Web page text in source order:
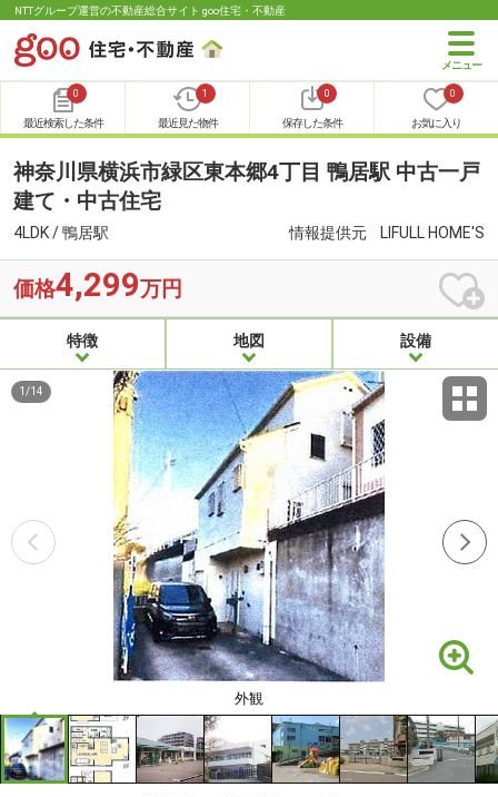
NTTグループ運営の不動産総合サイト goo住宅・不動産
0
最近検索した条件
1
最近見た物件
0
保存した条件
0
お気に入り
神奈川県横浜市緑区東本郷4丁目 鴨居駅 中古一戸
建て・中古住宅
4LDK / 鴨居駅 情報提供元 LIFULL HOME'S
価格4,299万円
特徴 地図 設備
外観
1 /14